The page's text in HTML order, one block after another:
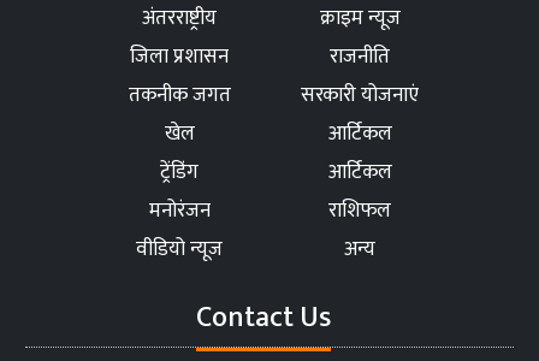
अंतरराष्ट्रीय
क्राइम न्यूज
जिला प्रशासन
राजनीति
तकनीक जगत
सरकारी योजनाएं
खेल
आर्टिकल
ट्रेंडिंग
आर्टिकल
मनोरंजन
राशिफल
वीडियो न्यूज
अन्य
Contact Us